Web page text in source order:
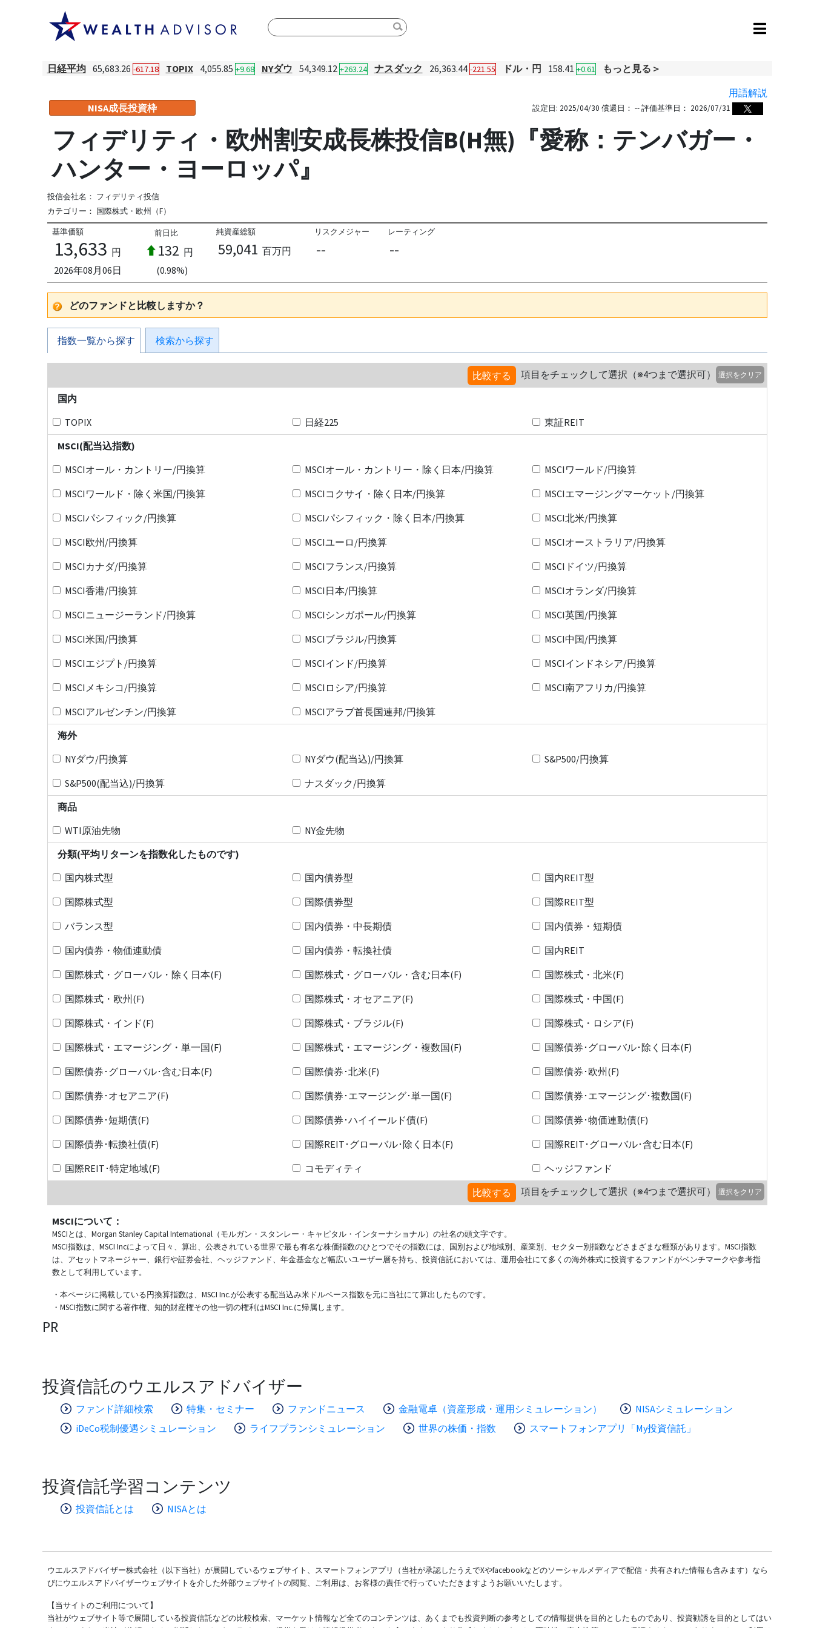
日経平均 65,683.26 -617.18 TOPIX 4,055.85 +9.68 NYダウ 54,349.12 +263.24 ナスダック 26,363.44 -221.55 ドル・円 158.41 +0.61
もっと見る＞
用語解説
NISA成長投資枠
設定日: 2025/04/30 償還日： -- 評価基準日： 2026/07/31
フィデリティ・欧州割安成長株投信B(H無)『愛称：テンバガー・
ハンター・ヨーロッパ』
投信会社名： フィデリティ投信
カテゴリー： 国際株式・欧州（F）
基準価額
13,633 円
2026年08月06日
前日比
132 円
(0.98%)
純資産総額
59,041 百万円
リスクメジャー
--
レーティング
--
どのファンドと比較しますか？
指数一覧から探す 検索から探す
比較する 項目をチェックして選択（※4つまで選択可） 選択をクリア
国内
TOPIX
日経225
東証REIT
MSCI(配当込指数)
MSCIオール・カントリー/円換算
MSCIオール・カントリー・除く日本/円換算
MSCIワールド/円換算
MSCIワールド・除く米国/円換算
MSCIコクサイ・除く日本/円換算
MSCIエマージングマーケット/円換算
MSCIパシフィック/円換算
MSCIパシフィック・除く日本/円換算
MSCI北米/円換算
MSCI欧州/円換算
MSCIユーロ/円換算
MSCIオーストラリア/円換算
MSCIカナダ/円換算
MSCIフランス/円換算
MSCIドイツ/円換算
MSCI香港/円換算
MSCI日本/円換算
MSCIオランダ/円換算
MSCIニュージーランド/円換算
MSCIシンガポール/円換算
MSCI英国/円換算
MSCI米国/円換算
MSCIブラジル/円換算
MSCI中国/円換算
MSCIエジプト/円換算
MSCIインド/円換算
MSCIインドネシア/円換算
MSCIメキシコ/円換算
MSCIロシア/円換算
MSCI南アフリカ/円換算
MSCIアルゼンチン/円換算
MSCIアラブ首長国連邦/円換算
海外
NYダウ/円換算
NYダウ(配当込)/円換算
S&P500/円換算
S&P500(配当込)/円換算
ナスダック/円換算
商品
WTI原油先物
NY金先物
分類(平均リターンを指数化したものです)
国内株式型
国内債券型
国内REIT型
国際株式型
国際債券型
国際REIT型
バランス型
国内債券・中長期債
国内債券・短期債
国内債券・物価連動債
国内債券・転換社債
国内REIT
国際株式・グローバル・除く日本(F)
国際株式・グローバル・含む日本(F)
国際株式・北米(F)
国際株式・欧州(F)
国際株式・オセアニア(F)
国際株式・中国(F)
国際株式・インド(F)
国際株式・ブラジル(F)
国際株式・ロシア(F)
国際株式・エマージング・単一国(F)
国際株式・エマージング・複数国(F)
国際債券･グローバル･除く日本(F)
国際債券･グローバル･含む日本(F)
国際債券･北米(F)
国際債券･欧州(F)
国際債券･オセアニア(F)
国際債券･エマージング･単一国(F)
国際債券･エマージング･複数国(F)
国際債券･短期債(F)
国際債券･ハイイールド債(F)
国際債券･物価連動債(F)
国際債券･転換社債(F)
国際REIT･グローバル･除く日本(F)
国際REIT･グローバル･含む日本(F)
国際REIT･特定地域(F)
コモディティ
ヘッジファンド
比較する
項目をチェックして選択（※4つまで選択可） 選択をクリア
MSCIについて：
MSCIとは、Morgan Stanley Capital International（モルガン・スタンレー・キャピタル・インターナショナル）の社名の頭文字です。
MSCI指数は、MSCI Incによって日々、算出、公表されている世界で最も有名な株価指数のひとつでその指数には、国別および地域別、産業別、セクター別指数などさまざまな種類があります。MSCI指数
は、アセットマネージャー、銀行や証券会社、ヘッジファンド、年金基金など幅広いユーザー層を持ち、投資信託においては、運用会社にて多くの海外株式に投資するファンドがベンチマークや参考指
数として利用しています。
・本ページに掲載している円換算指数は、MSCI Inc.が公表する配当込み米ドルベース指数を元に当社にて算出したものです。
・MSCI指数に関する著作権、知的財産権その他一切の権利はMSCI Inc.に帰属します。
PR
投資信託のウエルスアドバイザー
ファンド詳細検索 特集・セミナー ファンドニュース 金融電卓（資産形成・運用シミュレーション）
NISAシミュレーション
iDeCo税制優遇シミュレーション
ライフプランシミュレーション 世界の株価・指数 スマートフォンアプリ「My投資信託」
投資信託学習コンテンツ
投資信託とは NISAとは
ウエルスアドバイザー株式会社（以下当社）が展開しているウェブサイト、スマートフォンアプリ（当社が承認したうえでXやfacebookなどのソーシャルメディアで配信・共有された情報も含みます）なら
びにウエルスアドバイザーウェブサイトを介した外部ウェブサイトの閲覧、ご利用は、お客様の責任で行っていただきますようお願いいたします。
【当サイトのご利用について】
当社がウェブサイト等で展開している投資信託などの比較検索、マーケット情報など全てのコンテンツは、あくまでも投資判断の参考としての情報提供を目的としたものであり、投資勧誘を目的としてはい